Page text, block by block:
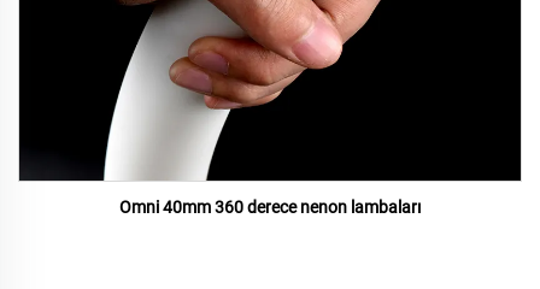
Omni 40mm 360 derece nenon lambaları